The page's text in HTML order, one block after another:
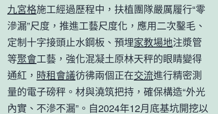
九宮格施工經過歷程中，扶植團隊嚴厲履行“零
滲漏”尺度，推進工藝尺度化，應用二次鑿毛、
定制十字接頭止水鋼板、預埋家教場地注漿管
等聚會工藝，強化混凝土原林天秤的眼睛變得
通紅， 時租會議彷彿兩個正在交流進行精密測
量的電子磅秤。材與澆筑把持，確保構造“外光
內實、不滲不漏”。自2024年12月底基坑開挖以